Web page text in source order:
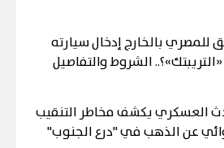
للمصري بالخارج إدخال سيارته
الشروط والتفاصيل
العسكري يكشف مخاطر التنقيب
عن الذهب في "درع الجنوب"